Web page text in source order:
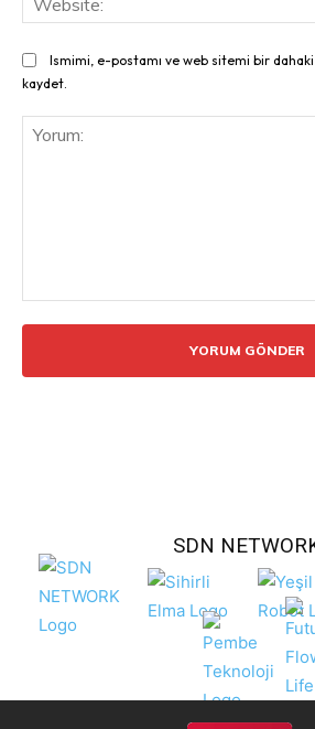
Ismimi, e-postamı ve web sitemi bir dahaki
kaydet.
SDN